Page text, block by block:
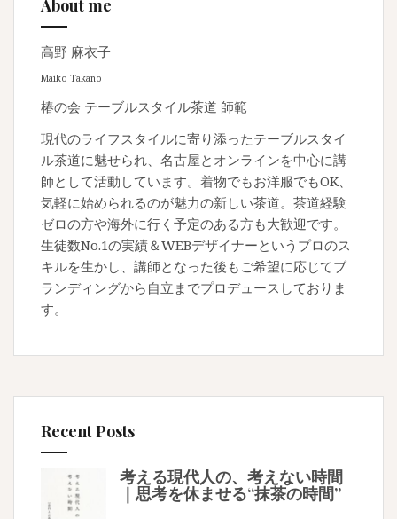
About me
高野 麻衣子
Maiko Takano
椿の会 テーブルスタイル茶道 師範
現代のライフスタイルに寄り添ったテーブルスタイ
ル茶道に魅せられ、名古屋とオンラインを中心に講
師として活動しています。着物でもお洋服でもOK、
気軽に始められるのが魅力の新しい茶道。茶道経験
ゼロの方や海外に行く予定のある方も大歓迎です。
生徒数No.1の実績＆WEBデザイナーというプロのス
キルを生かし、講師となった後もご希望に応じてブ
ランディングから自立までプロデュースしておりま
す。
Recent Posts
考える現代人の、考えない時間
｜思考を休ませる“抹茶の時間”